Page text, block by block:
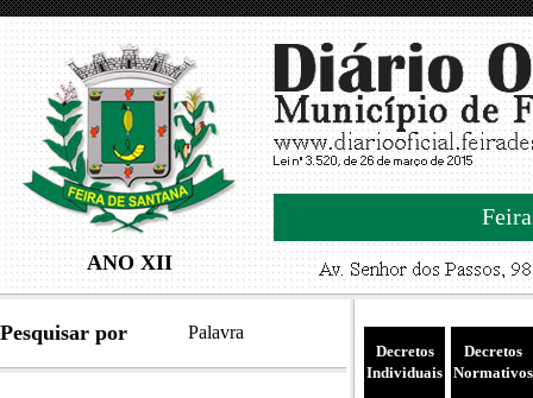
ANO XII
Pesquisar por Palavra
Decretos
Individuais
Decretos
Normativos